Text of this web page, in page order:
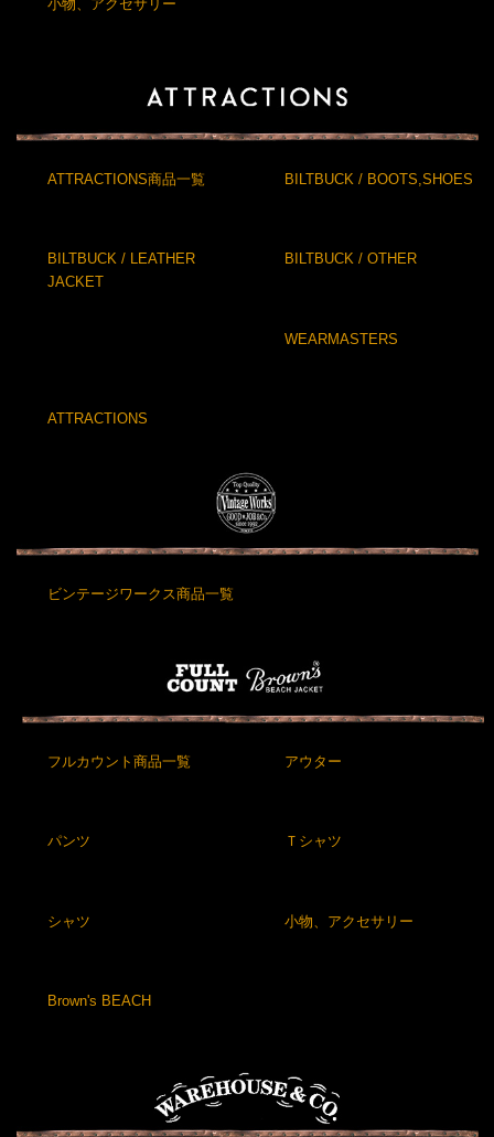
小物、アクセサリー
ATTRACTIONS商品一覧 BILTBUCK / BOOTS,SHOES
BILTBUCK / LEATHER
JACKET
BILTBUCK / OTHER
WEARMASTERS
ATTRACTIONS
ビンテージワークス商品一覧
フルカウント商品一覧 アウター
パンツ Ｔシャツ
シャツ 小物、アクセサリー
Brown's BEACH